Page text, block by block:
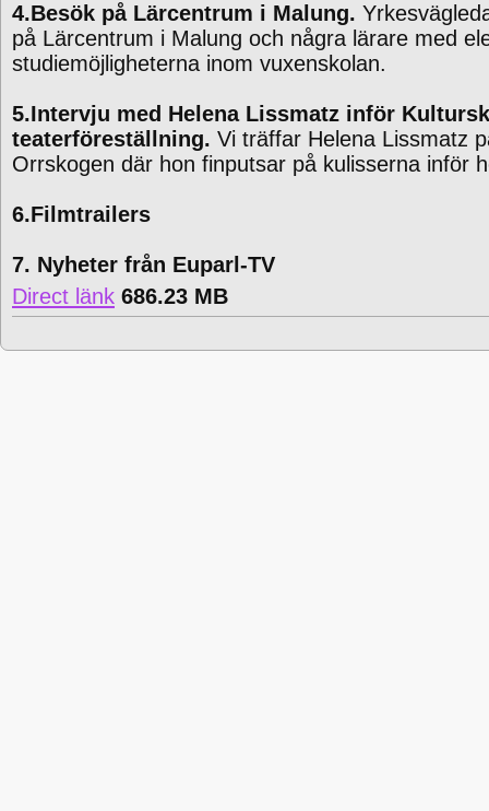
4.Besök på Lärcentrum i Malung.
på Lärcentrum i Malung och några lärare med
studiemöjligheterna inom vuxenskolan.
5.Intervju med Helena Lissmatz inför
teaterföreställning. Vi träffar Helena Lissmatz
Orrskogen där hon finputsar på kulisserna inför
6.Filmtrailers
7. Nyheter från Euparl-TV
Direct länk 686.23 MB